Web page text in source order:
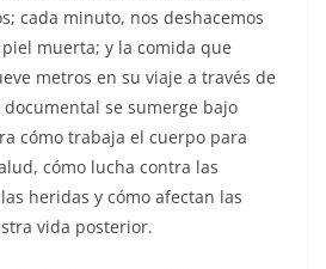
cada minuto, nos deshacemos
muerta; y la comida que
metros en su viaje a través de
se sumerge bajo
cómo trabaja el cuerpo para
cómo lucha contra las
heridas y cómo afectan las
vida posterior.